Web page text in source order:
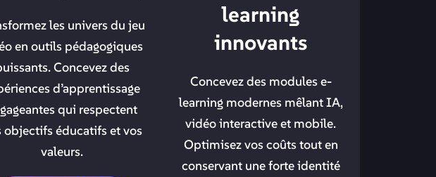
les univers du jeu
en outils pédagogiques
Concevez des
d’apprentissage
qui respectent
objectifs éducatifs et vos
valeurs.
learning
innovants
Concevez des modules e-
learning modernes mêlant IA,
vidéo interactive et mobile.
Optimisez vos coûts tout en
conservant une forte identité